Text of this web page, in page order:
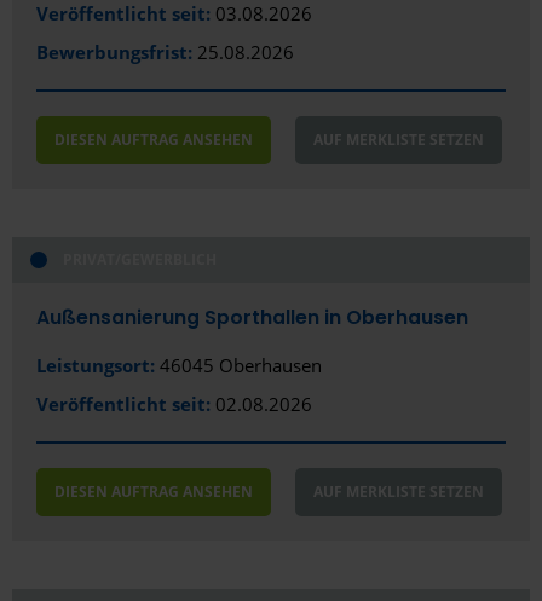
Veröffentlicht seit: 03.08.2026
Bewerbungsfrist: 25.08.2026
DIESEN AUFTRAG ANSEHEN AUF MERKLISTE SETZEN
Außensanierung Sporthallen in Oberhausen
Leistungsort: 46045 Oberhausen
Veröffentlicht seit: 02.08.2026
DIESEN AUFTRAG ANSEHEN AUF MERKLISTE SETZEN